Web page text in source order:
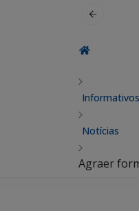
Informativos
Notícias
Agraer